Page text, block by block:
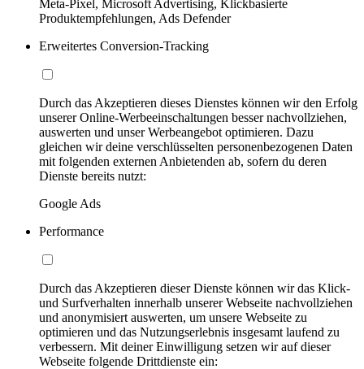
Meta-Pixel, Microsoft Advertising, Klickbasierte
Produktempfehlungen, Ads Defender
Erweitertes Conversion-Tracking
Durch das Akzeptieren dieses Dienstes können wir den Erfolg
unserer Online-Werbeeinschaltungen besser nachvollziehen,
auswerten und unser Werbeangebot optimieren. Dazu
gleichen wir deine verschlüsselten personenbezogenen Daten
mit folgenden externen Anbietenden ab, sofern du deren
Dienste bereits nutzt:
Google Ads
Performance
Durch das Akzeptieren dieser Dienste können wir das Klick-
und Surfverhalten innerhalb unserer Webseite nachvollziehen
und anonymisiert auswerten, um unsere Webseite zu
optimieren und das Nutzungserlebnis insgesamt laufend zu
verbessern. Mit deiner Einwilligung setzen wir auf dieser
Webseite folgende Drittdienste ein: